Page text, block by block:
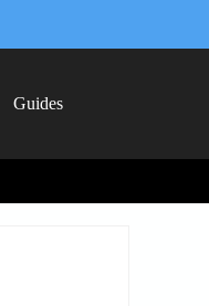
Guides